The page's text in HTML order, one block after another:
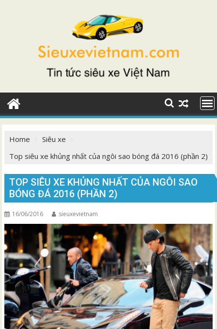
Home
Siêu xe
Top siêu xe khủng nhất của ngôi sao bóng đá 2016 (phần 2)
TOP SIÊU XE KHỦNG NHẤT CỦA NGÔI SAO
BÓNG ĐÁ 2016 (PHẦN 2)
16/06/2016 sieuxevietnam